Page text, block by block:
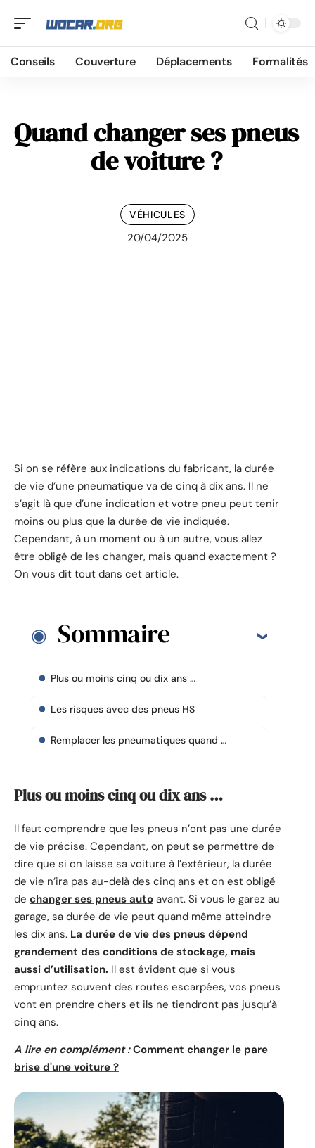
Conseils Couverture Déplacements Formalités
Quand changer ses pneus
de voiture ?
VÉHICULES
20/04/2025
Si on se réfère aux indications du fabricant, la durée
de vie d’une pneumatique va de cinq à dix ans. Il ne
s’agit là que d’une indication et votre pneu peut tenir
moins ou plus que la durée de vie indiquée.
Cependant, à un moment ou à un autre, vous allez
être obligé de les changer, mais quand exactement ?
On vous dit tout dans cet article.
Sommaire
Plus ou moins cinq ou dix ans …
Les risques avec des pneus HS
Remplacer les pneumatiques quand …
Plus ou moins cinq ou dix ans …
Il faut comprendre que les pneus n’ont pas une durée
de vie précise. Cependant, on peut se permettre de
dire que si on laisse sa voiture à l’extérieur, la durée
de vie n’ira pas au-delà des cinq ans et on est obligé
de changer ses pneus auto avant. Si vous le garez au
garage, sa durée de vie peut quand même atteindre
les dix ans. La durée de vie des pneus dépend
grandement des conditions de stockage, mais
aussi d’utilisation. Il est évident que si vous
empruntez souvent des routes escarpées, vos pneus
vont en prendre chers et ils ne tiendront pas jusqu’à
cinq ans.
A lire en complément : Comment changer le pare
brise d'une voiture ?